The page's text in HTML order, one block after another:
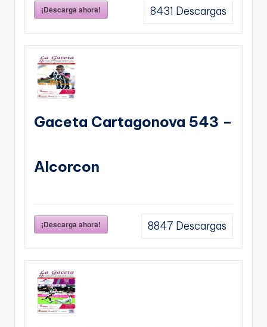
¡Descarga ahora! 8431 Descargas
Gaceta Cartagonova 543 –
Alcorcon
¡Descarga ahora! 8847 Descargas